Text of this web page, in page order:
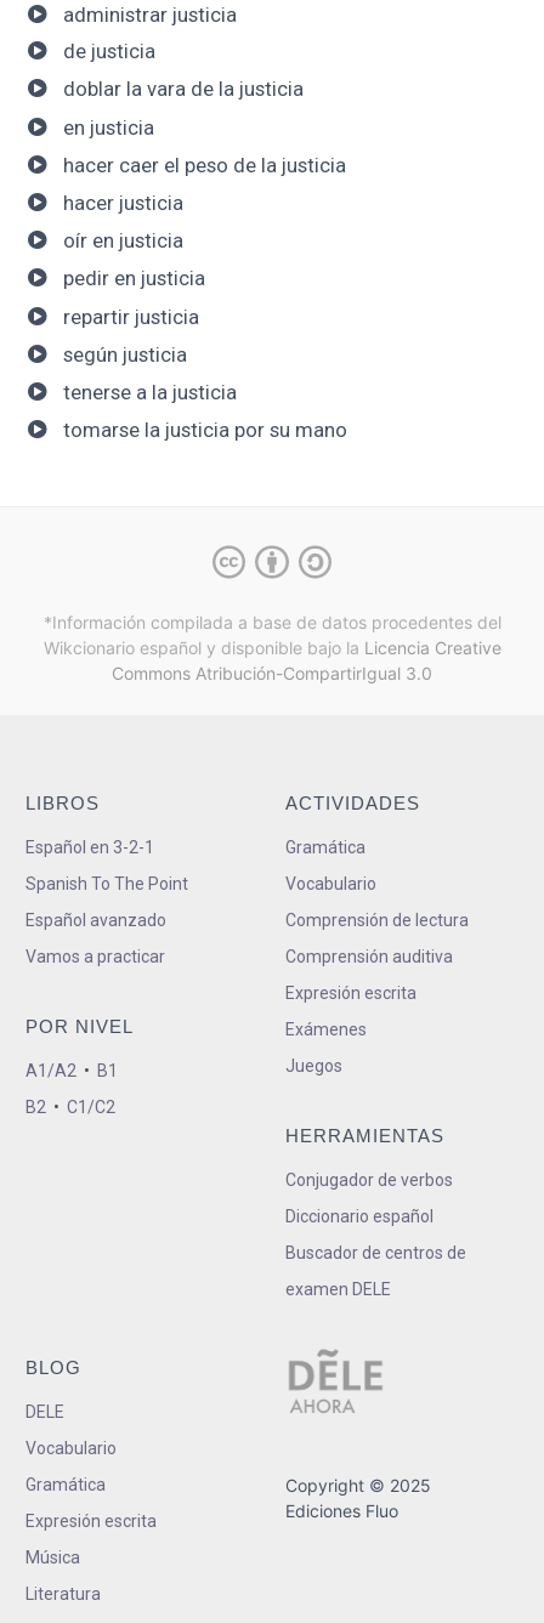
administrar justicia
de justicia
doblar la vara de la justicia
en justicia
hacer caer el peso de la justicia
hacer justicia
oír en justicia
pedir en justicia
repartir justicia
según justicia
tenerse a la justicia
tomarse la justicia por su mano
*Información compilada a base de datos procedentes del
Wikcionario español y disponible bajo la Licencia Creative
Commons Atribución-CompartirIgual 3.0
LIBROS
Español en 3-2-1
Spanish To The Point
Español avanzado
Vamos a practicar
POR NIVEL
A1/A2 • B1
B2 • C1/C2
ACTIVIDADES
Gramática
Vocabulario
Comprensión de lectura
Comprensión auditiva
Expresión escrita
Exámenes
Juegos
HERRAMIENTAS
Conjugador de verbos
Diccionario español
Buscador de centros de
examen DELE
BLOG
DELE
Vocabulario
Gramática
Expresión escrita
Música
Literatura
Copyright © 2025
Ediciones Fluo